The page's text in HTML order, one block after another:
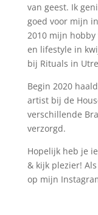
van geest. Ik
goed voor mijn
2010 mijn
en lifestyle in
bij Rituals in
Begin 2020
artist bij de
verschillende
verzorgd.
Hopelijk heb je
& kijk plezier!
op mijn